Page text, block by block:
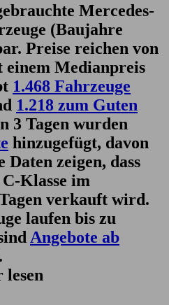
Mercedes-
(Baujahre
Preise reichen von
einem Medianpreis
1.468 Fahrzeuge
1.218 zum Guten
3 Tagen wurden
hinzugefügt, davon
Daten zeigen, dass
Klasse im
verkauft wird.
laufen bis zu
Angebote ab
lesen